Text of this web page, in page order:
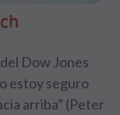
Dow Jones
estoy seguro
arriba” (Peter